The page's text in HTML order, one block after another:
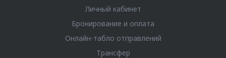
Личный кабинет
Бронирование и оплата
Онлайн-табло отправлений
Трансфер